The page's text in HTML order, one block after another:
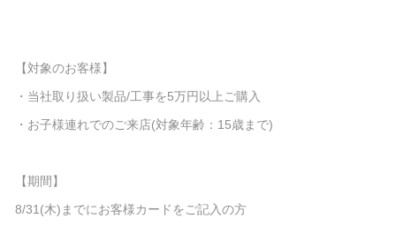
【対象のお客様】
・当社取り扱い製品/工事を5万円以上ご購入
・お子様連れでのご来店(対象年齢：15歳まで)
【期間】
8/31(木)までにお客様カードをご記入の方